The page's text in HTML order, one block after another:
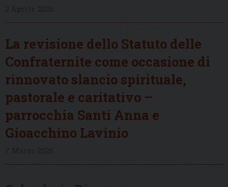
La revisione dello Statuto delle
Confraternite come occasione di
rinnovato slancio spirituale,
pastorale e caritativo –
parrocchia Santi Anna e
Gioacchino Lavinio